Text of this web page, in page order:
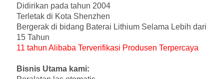
Didirikan pada tahun 2004
Terletak di Kota Shenzhen
Bergerak di bidang Baterai Lithium Selama Lebih dari
15 Tahun
11 tahun Alibaba Terverifikasi Produsen Terpercaya
Bisnis Utama kami: